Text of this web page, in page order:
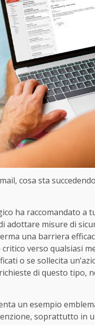
cosa sta
ha raccomandato a
adottare misure di
una barriera
verso qualsiasi
o se sollecita
di questo tipo,
un esempio
soprattutto in